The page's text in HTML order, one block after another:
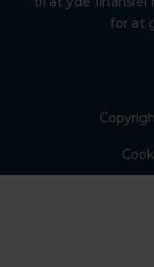
for at